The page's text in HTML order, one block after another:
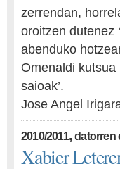
zerrendan,
oroitzen dutenez
abenduko
Omenaldi
saioak’.
Jose Angel
2010/2011,datorren
Xabier